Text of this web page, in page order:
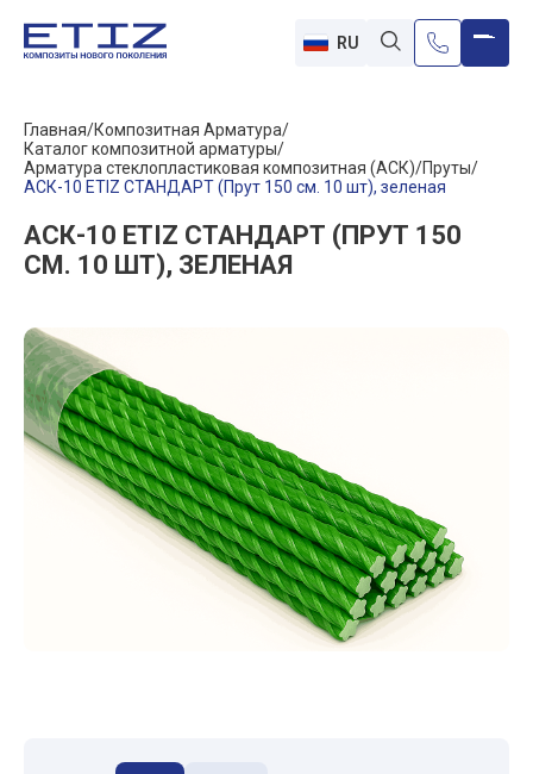
RU
Главная Композитная Арматура
Каталог композитной арматуры
Арматура стеклопластиковая композитная (АСК) Пруты
АСК-10 ETIZ СТАНДАРТ (Прут 150 см. 10 шт), зеленая
АСК-10 ETIZ СТАНДАРТ (ПРУТ 150
СМ. 10 ШТ), ЗЕЛЕНАЯ